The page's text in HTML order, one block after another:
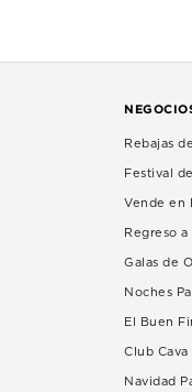
Rebajas
Festival
Vende en
Regreso a
Galas de
Noches
El Buen
Club Cava
Navidad